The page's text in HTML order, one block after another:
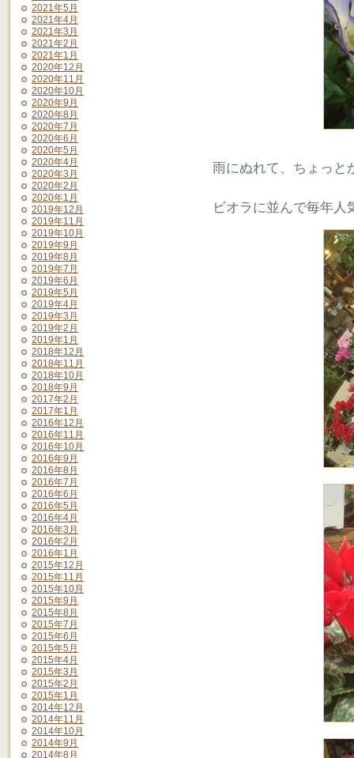
2021年5月
2021年4月
2021年3月
2021年2月
2021年1月
2020年12月
2020年11月
2020年10月
2020年9月
2020年8月
2020年7月
2020年6月
2020年5月
2020年4月
2020年3月
2020年2月
2020年1月
2019年12月
2019年11月
2019年10月
2019年9月
2019年8月
2019年7月
2019年6月
2019年5月
2019年4月
2019年3月
2019年2月
2019年1月
2018年12月
2018年11月
2018年10月
2018年9月
2017年2月
2017年1月
2016年12月
2016年11月
2016年10月
2016年9月
2016年8月
2016年7月
2016年6月
2016年5月
2016年4月
2016年3月
2016年2月
2016年1月
2015年12月
2015年11月
2015年10月
2015年9月
2015年8月
2015年7月
2015年6月
2015年5月
2015年4月
2015年3月
2015年2月
2015年1月
2014年12月
2014年11月
2014年10月
2014年9月
2014年8月
雨にぬれて、ちょっと
ビオラに並んで毎年人